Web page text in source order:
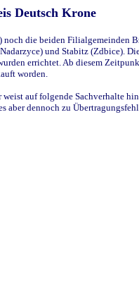
Deutsch Krone
die beiden Filialgemeinden
und Stabitz (Zdbice).
errichtet. Ab diesem
worden.
weist auf folgende Sachverhalte
dennoch zu